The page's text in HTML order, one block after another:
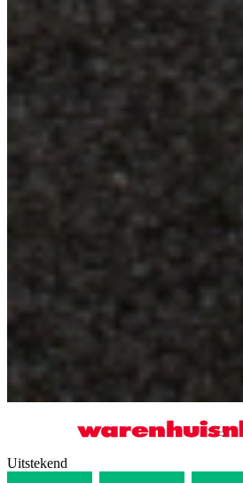
Uitstekend